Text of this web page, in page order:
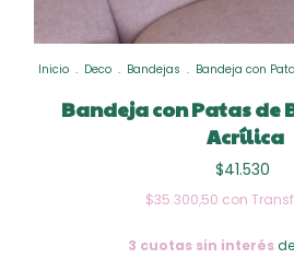
Inicio . Deco . Bandejas . Bandeja con
Bandeja con Patas de
Acrílica
$41.530
$35.300,50 con
3 cuotas sin interés